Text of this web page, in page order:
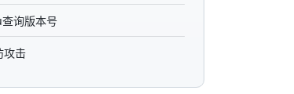
询版本号
攻击